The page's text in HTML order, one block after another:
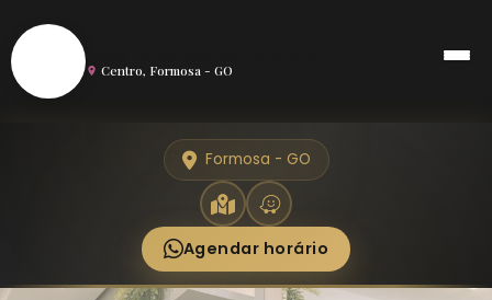
Centro, Formosa - GO
Formosa - GO
Agendar horário